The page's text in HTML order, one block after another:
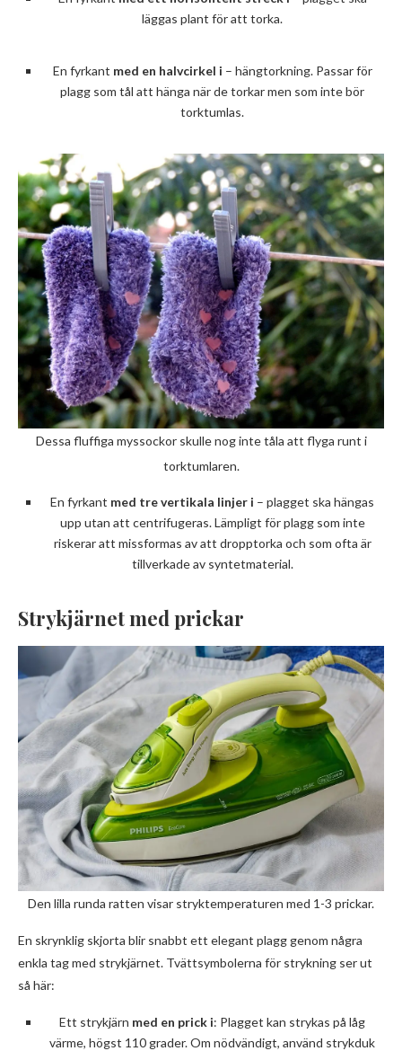
läggas plant för att torka.
En fyrkant med en halvcirkel i – hängtorkning. Passar för
plagg som tål att hänga när de torkar men som inte bör
torktumlas.
Dessa fluffiga myssockor skulle nog inte tåla att flyga runt i
torktumlaren.
En fyrkant med tre vertikala linjer i – plagget ska hängas
upp utan att centrifugeras. Lämpligt för plagg som inte
riskerar att missformas av att dropptorka och som ofta är
tillverkade av syntetmaterial.
Strykjärnet med prickar
Den lilla runda ratten visar stryktemperaturen med 1-3 prickar.
En skrynklig skjorta blir snabbt ett elegant plagg genom några
enkla tag med strykjärnet. Tvättsymbolerna för strykning ser ut
så här:
Ett strykjärn med en prick i: Plagget kan strykas på låg
värme, högst 110 grader. Om nödvändigt, använd strykduk